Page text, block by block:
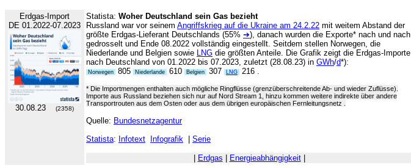
Erdgas-Import
DE 01.2022-07.2023
30.08.23 (2358)
Statista: Woher Deutschland sein Gas bezieht
Russland war vor seinem Angriffskrieg auf die Ukraine am 24.2.22 mit weitem Abstand der
größte Erdgas-Lieferant Deutschlands (55% ➔), danach wurden die Exporte* nach und nach
gedrosselt und Ende 08.2022 vollständig eingestellt. Seitdem stellen Norwegen, die
Niederlande und Belgien sowie LNG die größten Anteile. Die Grafik zeigt die Erdgas-Importe
nach Deutschland von 01.2022 bis 07.2023, zuletzt (28.08.23) in GWh/d*):
Norwegen 805 Niederlande 610 Belgien 307 LNG 216 .
* Die Importmengen enthalten auch mögliche Ringflüsse (grenzüberschreitende Ab- und wieder Zuflüsse).
Importe aus Russland beziehen sich nur auf Nord Stream 1, hinzu kommen weitere indirekte über andere
Transportrouten aus dem Osten oder aus dem übrigen europäischen Fernleitungsnetz .
Quelle: Bundesnetzagentur
Statista: Infotext Infografik Serie
Erdgas Energieabhängigkeit|